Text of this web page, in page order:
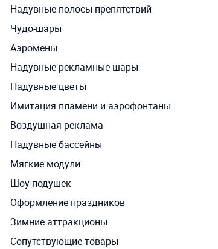
Надувные полосы препятствий
Чудо-шары
Аэромены
Надувные рекламные шары
Надувные цветы
Имитация пламени и аэрофонтаны
Воздушная реклама
Надувные бассейны
Мягкие модули
Шоу-подушек
Оформление праздников
Зимние аттракционы
Сопутствующие товары